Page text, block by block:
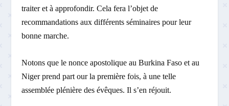
traiter et à approfondir. Cela fera l’objet de
recommandations aux différents séminaires pour leur
bonne marche.
Notons que le nonce apostolique au Burkina Faso et au
Niger prend part our la première fois, à une telle
assemblée plénière des évêques. Il s’en réjouit.